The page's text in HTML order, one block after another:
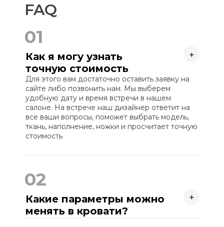
FAQ
01
Как я могу узнать
точную стоимость
мебели?
+
Для этого вам достаточно оставить заявку на
сайте либо позвонить нам. Мы выберем
удобную дату и время встречи в нашем
салоне. На встрече наш дизайнер ответит на
все ваши вопросы, поможет выбрать модель,
ткань, наполнение, ножки и просчитает точную
стоимость
02
Какие параметры можно
менять в кровати?
+